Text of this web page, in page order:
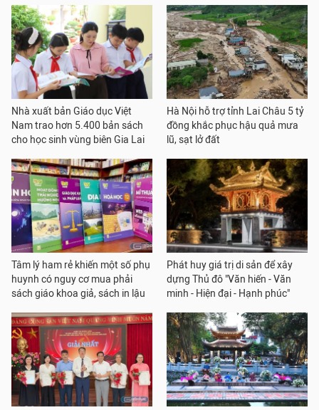
Nhà xuất bản Giáo dục Việt
Nam trao hơn 5.400 bản sách
cho học sinh vùng biên Gia Lai
Hà Nội hỗ trợ tỉnh Lai Châu 5 tỷ
đồng khắc phục hậu quả mưa
lũ, sạt lở đất
Tâm lý ham rẻ khiến một số phụ
huynh có nguy cơ mua phải
sách giáo khoa giả, sách in lậu
Phát huy giá trị di sản để xây
dựng Thủ đô "Văn hiến - Văn
minh - Hiện đại - Hạnh phúc"